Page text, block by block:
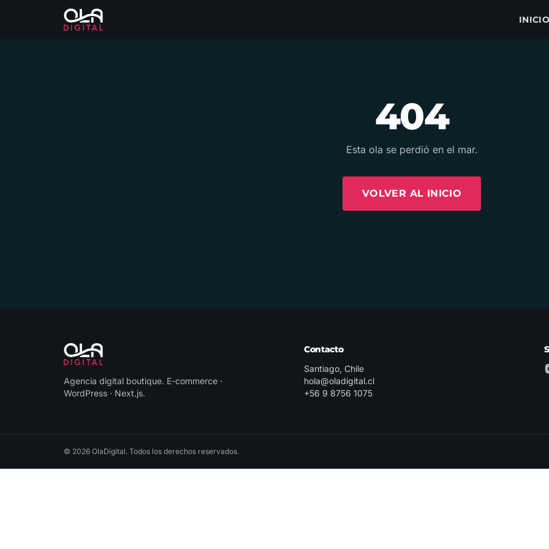
404
Esta ola se perdió en el mar.
VOLVER AL INICIO
Agencia digital boutique. E-commerce ·
WordPress · Next.js.
Contacto
Santiago, Chile
hola@oladigital.cl
+56 9 8756 1075
© 2026 OlaDigital. Todos los derechos reservados.